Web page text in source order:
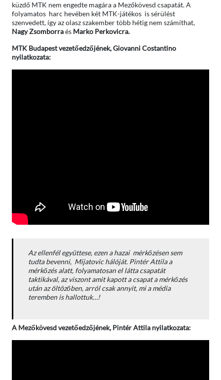
küzdő MTK nem engedte magára a Mezőkövesd csapatát. A
folyamatos harc hevében két MTK-játékos is sérülést
szenvedett, így az olasz szakember több hétig nem számíthat,
Nagy Zsomborraés Marko Perkovicra.
MTK Budapest vezetőedzőjének, Giovanni Costantino
nyilatkozata:
Az ellenfél együttese, ezen a hazai mérkőzésen sem
tudta bevenni, Mijatovic hálóját. Pintér Attila a
mérkőzés alatt, folyamatosan el látta csapatát
taktikával, az viszont amit kapott a csapat a mérkőzés
után az öltözőben, arról csak annyit, mi a média
teremben is hallottuk…!
A Mezőkövesd vezetőedzőjének, Pintér Attila nyilatkozata: